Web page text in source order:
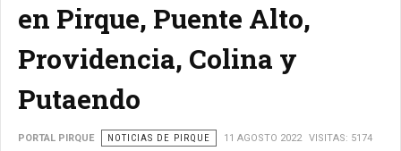
en Pirque, Puente Alto,
Providencia, Colina y
Putaendo
PORTAL PIRQUE NOTICIAS DE PIRQUE 11 AGOSTO 2022 VISITAS: 5174